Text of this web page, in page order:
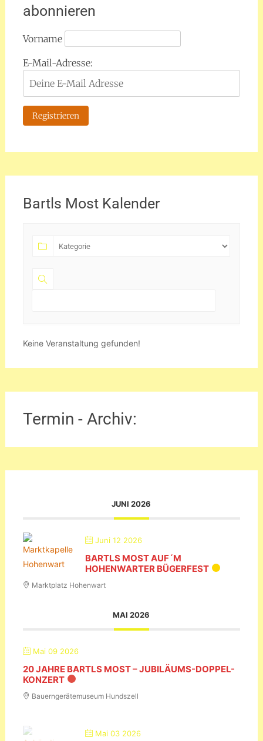
abonnieren
Vorname
E-Mail-Adresse:
Bartls Most Kalender
Keine Veranstaltung gefunden!
Termin - Archiv:
JUNI 2026
Juni 12 2026
BARTLS MOST AUF´M
HOHENWARTER BÜGERFEST
Marktplatz Hohenwart
MAI 2026
Mai 09 2026
20 JAHRE BARTLS MOST – JUBILÄUMS-DOPPEL-
KONZERT
Bauerngerätemuseum Hundszell
Mai 03 2026